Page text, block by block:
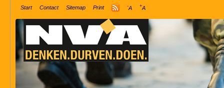
Start Contact Sitemap Print -A +A